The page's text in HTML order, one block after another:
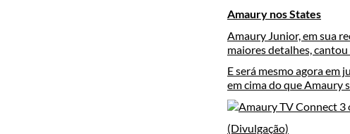
Amaury nos States
Amaury Junior, em sua
maiores detalhes,
E será mesmo agora em
em cima do que Amaury
(Divulgação)